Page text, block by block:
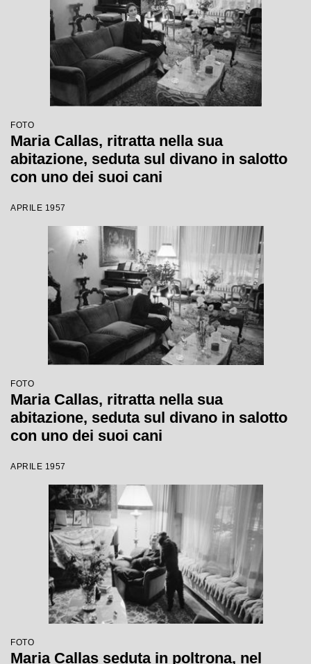
FOTO
Maria Callas, ritratta nella sua
abitazione, seduta sul divano in salotto
con uno dei suoi cani
APRILE 1957
FOTO
Maria Callas, ritratta nella sua
abitazione, seduta sul divano in salotto
con uno dei suoi cani
APRILE 1957
FOTO
Maria Callas seduta in poltrona, nel